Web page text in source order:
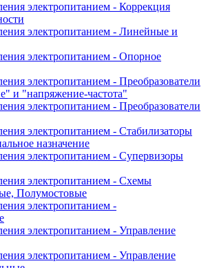
электропитанием - Коррекция
электропитанием - Линейные и
электропитанием - Опорное
электропитанием - Преобразователи
и "напряжение-частота"
электропитанием - Преобразователи
электропитанием - Стабилизаторы
назначение
электропитанием - Супервизоры
электропитанием - Схемы
Полумостовые
электропитанием -
электропитанием - Управление
электропитанием - Управление